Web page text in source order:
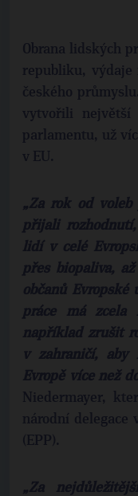
Obrana lidských
republiku, výdaje
českého
vytvořili největší
parlamentu, už
v EU.
„Za rok od voleb
přijali
lidí v celé
přes biopaliva,
občanů
práce má zcela
například zrušit
v zahraničí,
Evropě více než
Niedermayer,
národní delegace
(EPP).
„Za